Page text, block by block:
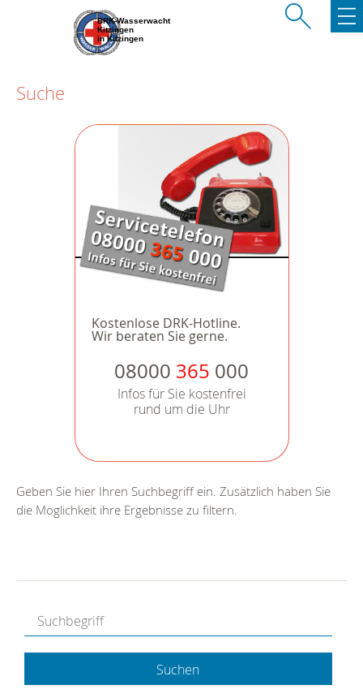
BRK-Wasserwacht
Kitzingen
in Kitzingen
Suche
Kostenlose DRK-Hotline.
Wir beraten Sie gerne.
08000 365 000
Infos für Sie kostenfrei
rund um die Uhr
Geben Sie hier Ihren Suchbegriff ein. Zusätzlich haben Sie
die Möglichkeit ihre Ergebnisse zu filtern.
Suchen